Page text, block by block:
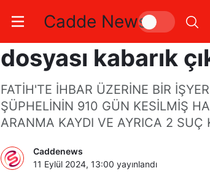
Cadde News
Fatih’te polise
dosyası kabarık
FATİH'TE İHBAR ÜZERİNE BİR
ŞÜPHELİNİN 910 GÜN KESİLMİŞ
ARANMA KAYDI VE AYRICA 2 SUÇ
Caddenews
11 Eylül 2024, 13:00 yayınlandı